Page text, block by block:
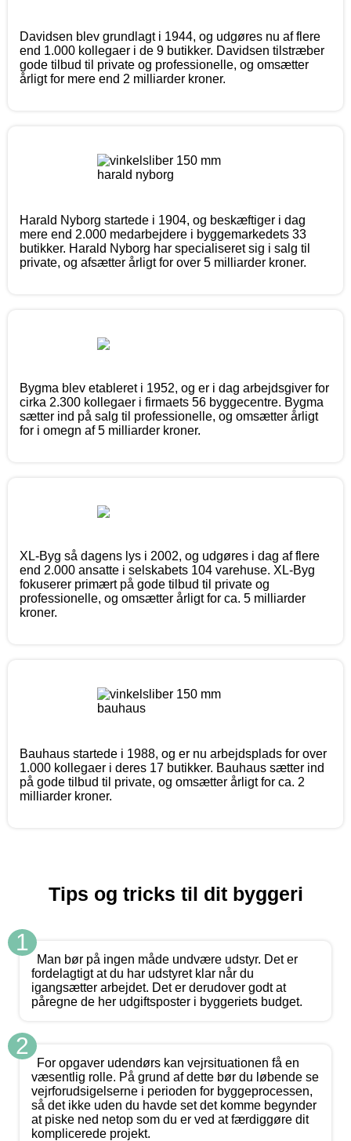
Davidsen blev grundlagt i 1944, og udgøres nu af flere
end 1.000 kollegaer i de 9 butikker. Davidsen tilstræber
gode tilbud til private og professionelle, og omsætter
årligt for mere end 2 milliarder kroner.
Harald Nyborg startede i 1904, og beskæftiger i dag
mere end 2.000 medarbejdere i byggemarkedets 33
butikker. Harald Nyborg har specialiseret sig i salg til
private, og afsætter årligt for over 5 milliarder kroner.
Bygma blev etableret i 1952, og er i dag arbejdsgiver for
cirka 2.300 kollegaer i firmaets 56 byggecentre. Bygma
sætter ind på salg til professionelle, og omsætter årligt
for i omegn af 5 milliarder kroner.
XL-Byg så dagens lys i 2002, og udgøres i dag af flere
end 2.000 ansatte i selskabets 104 varehuse. XL-Byg
fokuserer primært på gode tilbud til private og
professionelle, og omsætter årligt for ca. 5 milliarder
kroner.
Bauhaus startede i 1988, og er nu arbejdsplads for over
1.000 kollegaer i deres 17 butikker. Bauhaus sætter ind
på gode tilbud til private, og omsætter årligt for ca. 2
milliarder kroner.
Tips og tricks til dit byggeri
1
Man bør på ingen måde undvære udstyr. Det er
fordelagtigt at du har udstyret klar når du
igangsætter arbejdet. Det er derudover godt at
påregne de her udgiftsposter i byggeriets budget.
2
For opgaver udendørs kan vejrsituationen få en
væsentlig rolle. På grund af dette bør du løbende se
vejrforudsigelserne i perioden for byggeprocessen,
så det ikke uden du havde set det komme begynder
at piske ned netop som du er ved at færdiggøre dit
komplicerede projekt.